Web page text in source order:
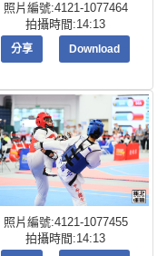
照片編號:4121-1077464
拍攝時間:14:13
分享 Download
照片編號:4121-1077455
拍攝時間:14:13